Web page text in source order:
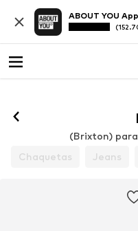
ABOUT YOU App
(Brixton)
Chaquetas
Jeans